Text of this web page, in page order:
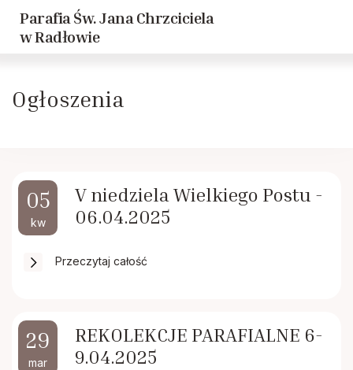
Parafia Św. Jana Chrzciciela
w Radłowie
Powrót
Historie Radłowskie cz. 2
Spis żołnierzy poległych w Radłowie
Rodacy - Kapłani, Siostry zakonne
Powrót
KSM
Akcja Katolicka
Ogłoszenia
05
kw
V niedziela Wielkiego Postu -
06.04.2025
Przeczytaj całość
29
mar
REKOLEKCJE PARAFIALNE 6-
9.04.2025